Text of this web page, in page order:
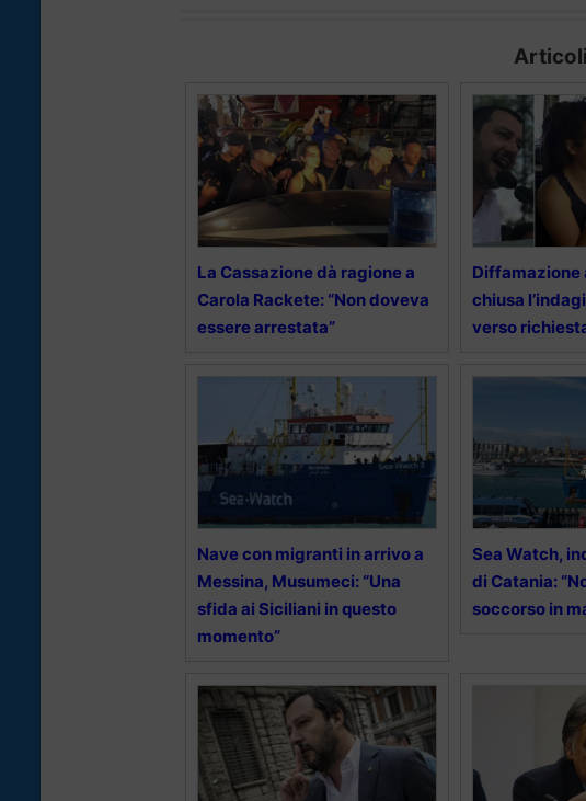
La Cassazione dà ragione a
Carola Rackete: “Non doveva
essere arrestata”
Diffamazione
chiusa
verso
Nave con migranti in arrivo a
Messina, Musumeci: “Una
sfida ai Siciliani in questo
momento”
Sea Watch,
di Catania:
soccorso in